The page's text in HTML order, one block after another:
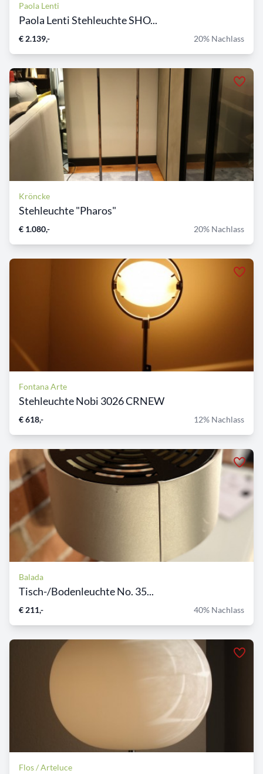
Paola Lenti
Paola Lenti Stehleuchte SHO...
€ 2.139,- 20% Nachlass
Kröncke
Stehleuchte "Pharos"
€ 1.080,- 20% Nachlass
Fontana Arte
Stehleuchte Nobi 3026 CRNEW
€ 618,- 12% Nachlass
Balada
Tisch-/Bodenleuchte No. 35...
€ 211,- 40% Nachlass
Flos / Arteluce